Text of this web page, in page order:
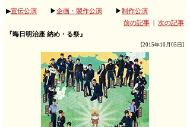
▶宣伝公演 ▶企画・製作公演 ▶制作公演
前の記事
次の記事
『晦日明治座 納め・る祭』
[2015年10月05日]